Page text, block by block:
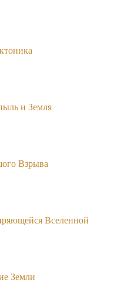
и Земля
Взрыва
Вселенной
Земли